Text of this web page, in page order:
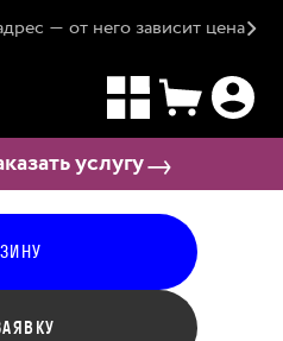
— от него зависит цена
услугу